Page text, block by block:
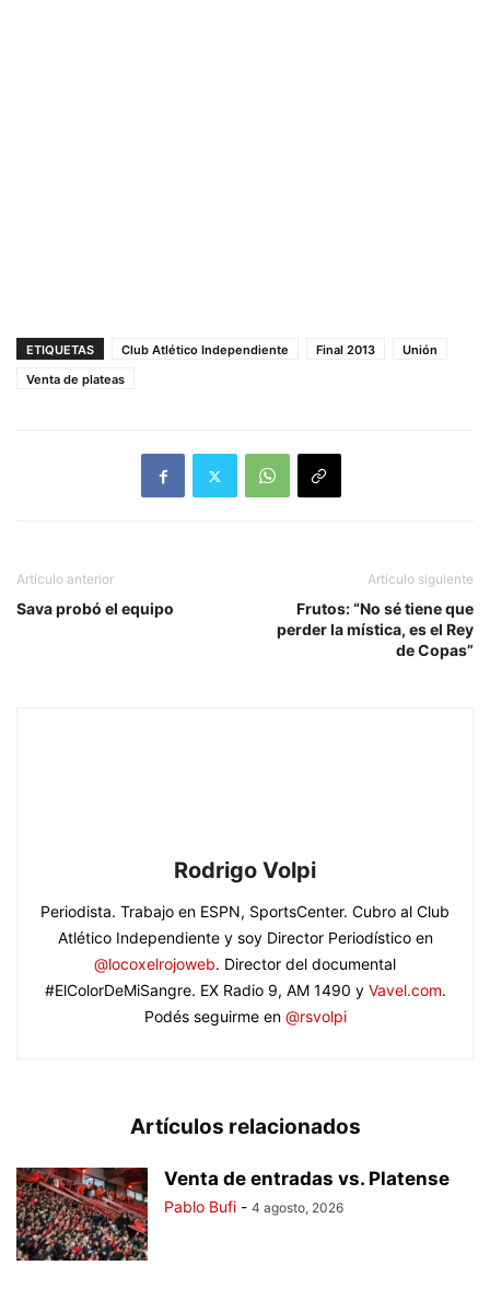
ETIQUETAS Club Atlético Independiente Final 2013
Unión
Venta de plateas
Artículo anterior
Sava probó el equipo
Artículo siguiente
Frutos: “No sé tiene que
perder la mística, es el Rey
de Copas”
Rodrigo Volpi
Periodista. Trabajo en ESPN, SportsCenter. Cubro al Club
Atlético Independiente y soy Director Periodístico en
@locoxelrojoweb. Director del documental
#ElColorDeMiSangre. EX Radio 9, AM 1490 y Vavel.com.
Podés seguirme en @rsvolpi
Artículos relacionados
Venta de entradas vs. Platense
Pablo Bufi - 4 agosto, 2026